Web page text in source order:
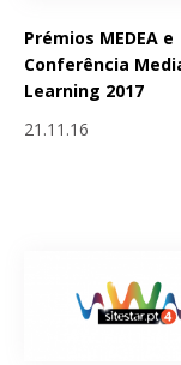
Prémios MEDEA e
Conferência
Learning 2017
21.11.16